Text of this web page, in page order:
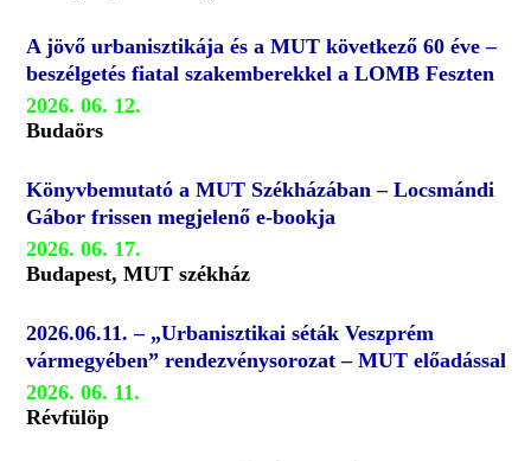
A jövő urbanisztikája és a MUT következő 60 éve –
beszélgetés fiatal szakemberekkel a LOMB Feszten
2026. 06. 12.
Budaörs
Könyvbemutató a MUT Székházában – Locsmándi
Gábor frissen megjelenő e-bookja
2026. 06. 17.
Budapest, MUT székház
2026.06.11. – „Urbanisztikai séták Veszprém
vármegyében” rendezvénysorozat – MUT előadással
2026. 06. 11.
Révfülöp